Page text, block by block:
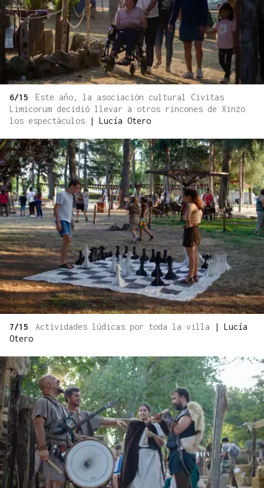
6/15
Este año, la asociación cultural Civitas
Limicorum decidió llevar a otros rincones de Xinzo
los espectáculos
| Lucía Otero
7/15 Actividades lúdicas por toda la villa | Lucía
Otero